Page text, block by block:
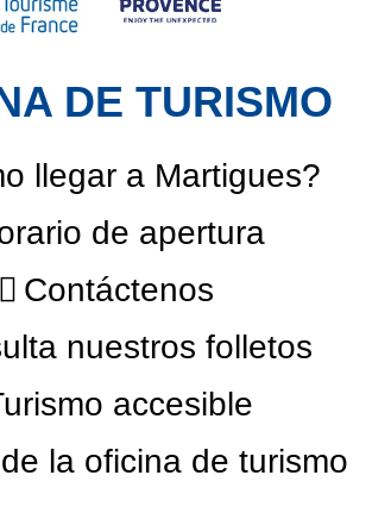
DE TURISMO
llegar a Martigues?
de apertura
Contáctenos
nuestros folletos
accesible
la oficina de turismo